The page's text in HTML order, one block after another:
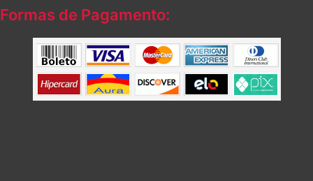
Formas de Pagamento: